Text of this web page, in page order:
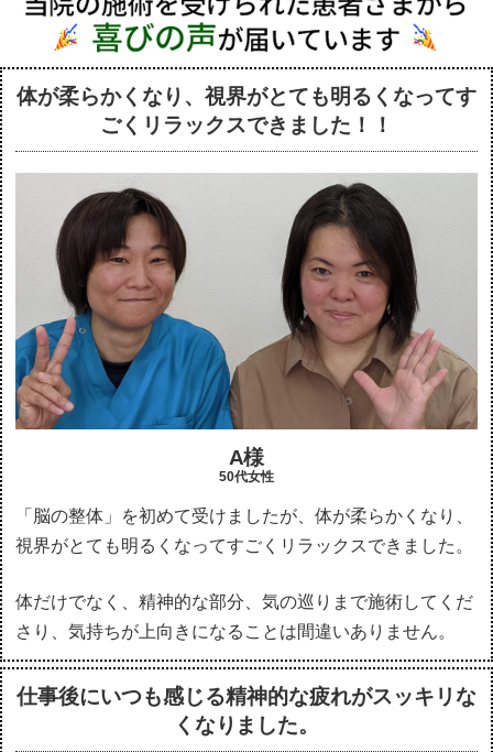
体が柔らかくなり、視界がとても明るくなってす
ごくリラックスできました！！
A様
50代女性
「脳の整体」を初めて受けましたが、体が柔らかくなり、
視界がとても明るくなってすごくリラックスできました。
体だけでなく、精神的な部分、気の巡りまで施術してくだ
さり、気持ちが上向きになることは間違いありません。
仕事後にいつも感じる精神的な疲れがスッキリな
くなりました。